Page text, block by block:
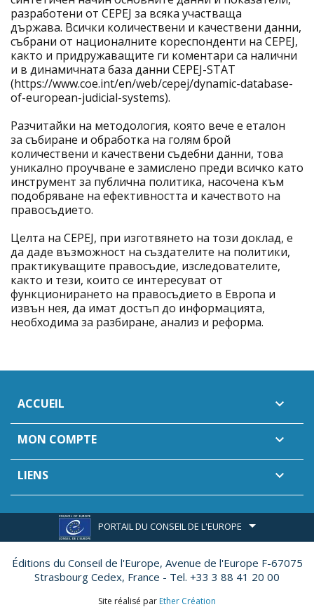
разработени от CEPEJ за всяка участваща
държава. Всички количествени и качествени данни,
събрани от националните кореспонденти на CEPEJ,
както и придружаващите ги коментари са налични
и в динамичната база данни CEPEJ-STAT
(https://www.coe.int/en/web/cepej/dynamic-database-
of-european-judicial-systems).
Разчитайки на методология, която вече е еталон
за събиране и обработка на голям брой
количествени и качествени съдебни данни, това
уникално проучване е замислено преди всичко като
инструмент за публична политика, насочена към
подобряване на ефективността и качеството на
правосъдието.
Целта на CEPEJ, при изготвянето на този доклад, е
да даде възможност на създателите на политики,
практикуващите правосъдие, изследователите,
както и тези, които се интересуват от
функционирането на правосъдието в Европа и
извън нея, да имат достъп до информацията,
необходима за разбиране, анализ и реформа.
ACCUEIL 
MON COMPTE 
LIENS 
PORTAIL DU CONSEIL DE L'EUROPE
Éditions du Conseil de l'Europe, Avenue de l'Europe F-67075
Strasbourg Cedex, France - Tel. +33 3 88 41 20 00
Site réalisé par Ether Création